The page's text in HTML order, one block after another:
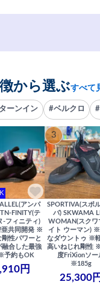
から選ぶすべて
ーンイン #ベルクロ
アンパ
FINITY(テ
-フィニティ)
共同開発 ※
性パワーと
融合した最強
予約もOK
円
3
SPORTIVA(スポ
バ) SKWAMA
WOMAN(スクワ
イト ウーマン)
なダウントゥ ※
高いねじれ剛性
度FriXionソー
※185g
25,300円